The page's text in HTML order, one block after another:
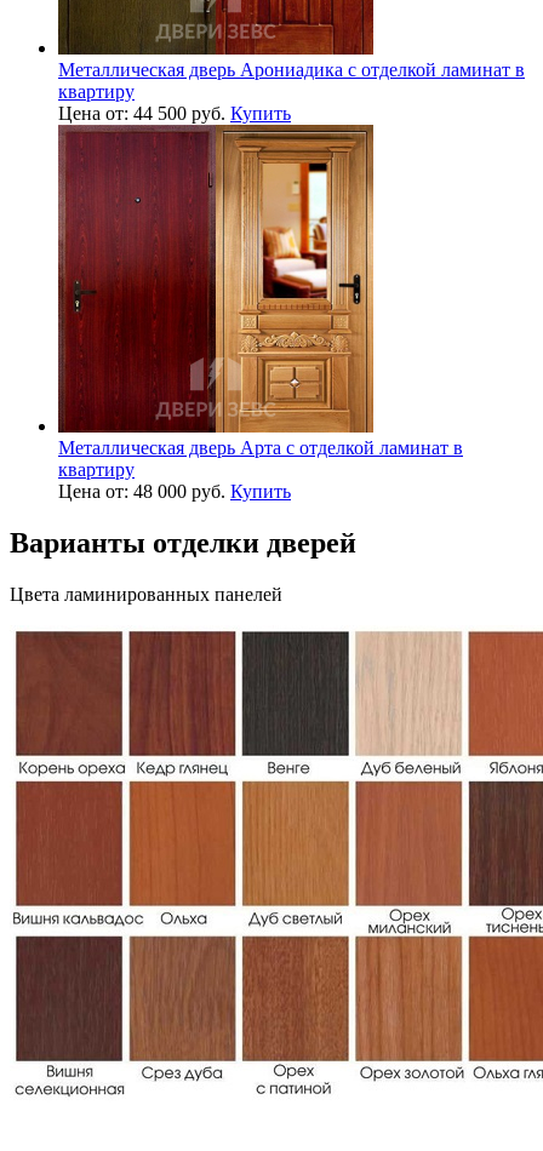
Металлическая дверь Арониадика с отделкой ламинат в
квартиру
Цена от: 44 500 руб. Купить
Металлическая дверь Арта с отделкой ламинат в
квартиру
Цена от: 48 000 руб. Купить
Варианты отделки дверей
Цвета ламинированных панелей